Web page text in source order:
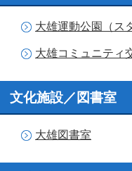
大雄運動公園（ス
大雄コミュニティ
文化施設／図書室
大雄図書室